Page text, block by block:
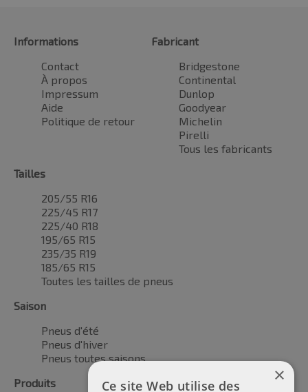
Informations
Contact
À propos
Impressum
Aide
Politique de retour
Fabricant
Bridgestone
Continental
Dunlop
Goodyear
Michelin
Pirelli
Tous les fabricants
Tailles
205/55 R16
225/45 R17
225/40 R18
195/65 R15
235/35 R19
185/65 R15
Toutes les tailles de pneus
Saison
Pneus d'été
Pneus d'hiver
Pneus toutes saisons
Produits
×
Ce site Web utilise des